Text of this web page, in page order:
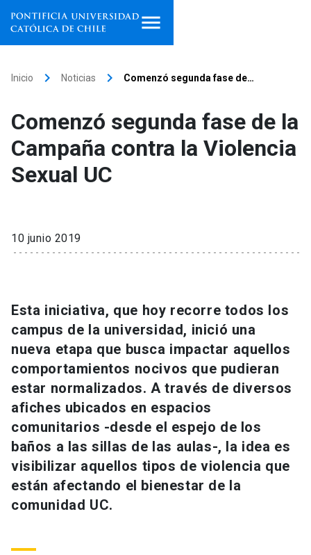
Facultades, escuelas e
institutos
Investigación
Extensión
Información para keyboard_arrow_down
Futuros estudiantes
Estudiantes
Académicos
Personal
Go to english site launch
ACCESOS DIRECTOS
Admisión launch
Mi Cuenta UC launch
Mi Portal UC
Inicio keyboard_arrow_right Noticias keyboard_arrow_right Comenzó segunda fase de…
Comenzó segunda fase de la
Campaña contra la Violencia
Sexual UC
10 junio 2019
Esta iniciativa, que hoy recorre todos los
campus de la universidad, inició una
nueva etapa que busca impactar aquellos
comportamientos nocivos que pudieran
estar normalizados. A través de diversos
afiches ubicados en espacios
comunitarios -desde el espejo de los
baños a las sillas de las aulas-, la idea es
visibilizar aquellos tipos de violencia que
están afectando el bienestar de la
comunidad UC.